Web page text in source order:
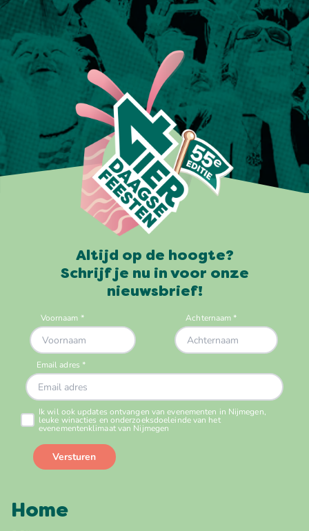
Altijd op de hoogte?
Schrijf je nu in voor onze
nieuwsbrief!
Home